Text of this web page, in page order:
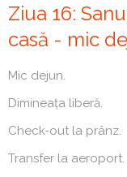
Ziua 16:
casă - mic
Mic dejun.
Dimineața liberă.
Check-out la prânz.
Transfer la aeroport.